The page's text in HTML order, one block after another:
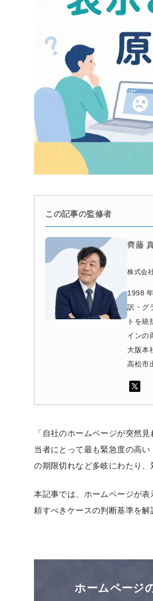
この記事の監修者
齊藤
株式会
1998
訳・グ
トを
インの
大阪本
高松市
「自社のホームページが突然
当者にとって最も緊急度の高
の期限切れなど多岐にわたり、
本記事では、ホームページが
頼すべきケースの判断基準を
ホームページ